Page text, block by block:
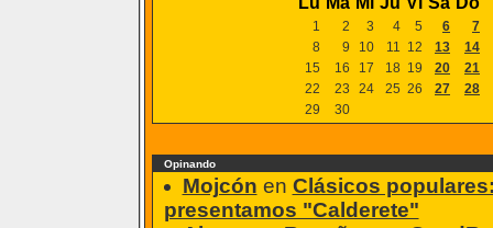
1 2 3 4 5 6
7
8
9 10 11 12 13
14
15
16 17 18 19 20
21
22
23 24 25 26 27
28
29
30
Opinando
Mojcón en Clásicos
presentamos "Calderete"